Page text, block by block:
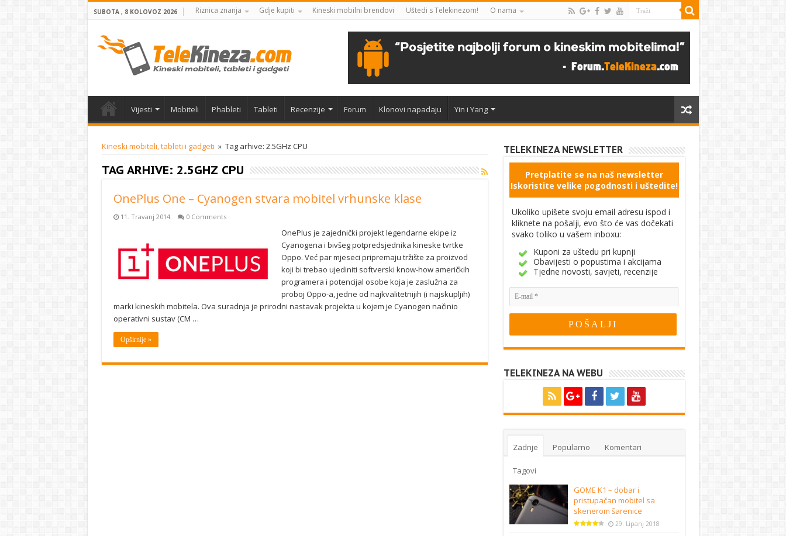
SUBOTA , 8 KOLOVOZ 2026 Riznica znanja Gdje kupiti Kineski mobilni brendovi Uštedi s Telekinezom! O nama
Vijesti Mobiteli Phableti Tableti Recenzije Forum Klonovi napadaju Yin i Yang
Kineski mobiteli, tableti i gadgeti » Tag arhive: 2.5GHz CPU
TAG ARHIVE: 2.5GHZ CPU
OnePlus One – Cyanogen stvara mobitel vrhunske klase
11. Travanj 2014 0 Comments
OnePlus je zajednički projekt legendarne ekipe iz
Cyanogena i bivšeg potpredsjednika kineske tvrtke
Oppo. Već par mjeseci pripremaju tržište za proizvod
koji bi trebao ujediniti softverski know-how američkih
programera i potencijal osobe koja je zaslužna za
proboj Oppo-a, jedne od najkvalitetnijih (i najskupljih)
marki kineskih mobitela. Ova suradnja je prirodni nastavak projekta u kojem je Cyanogen načinio
operativni sustav (CM …
Opširnije »
TELEKINEZA NEWSLETTER
Pretplatite se na naš newsletter
Iskoristite velike pogodnosti i uštedite!
Ukoliko upišete svoju email adresu ispod i
kliknete na pošalji, evo što će vas dočekati
svako toliko u vašem inboxu:
Kuponi za uštedu pri kupnji
Obavijesti o popustima i akcijama
Tjedne novosti, savjeti, recenzije
TELEKINEZA NA WEBU
Zadnje Popularno Komentari
Tagovi
GOME K1 – dobar i
pristupačan mobitel sa
skenerom šarenice
29. Lipanj 2018